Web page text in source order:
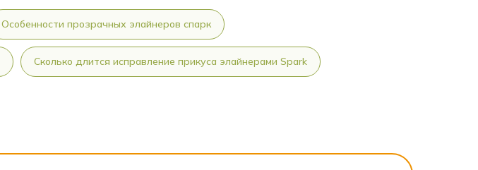
Особенности прозрачных элайнеров спарк
Сколько длится исправление прикуса элайнерами Spark